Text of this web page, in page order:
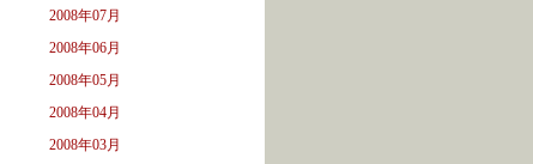
2008年07月
2008年06月
2008年05月
2008年04月
2008年03月